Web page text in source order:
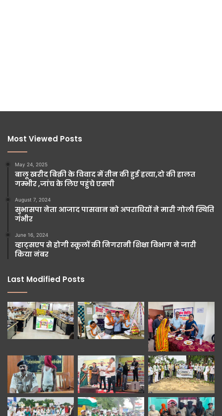
Most Viewed Posts
May 24, 2025
बालू खरीद बिक्री के विवाद में तीन की हुई हत्या,दो की हालत
गम्भीर ,जांच के लिए पहुंचे एसपी
August 7, 2024
सुभासपा नेता आजाद पासवान को अपराधियों ने मारी गोली स्थिति
गंभीर
June 16, 2024
व्हाट्सएप से होगी स्कूलों की निगरानी शिक्षा विभाग ने जारी
किया नंबर
Last Modified Posts